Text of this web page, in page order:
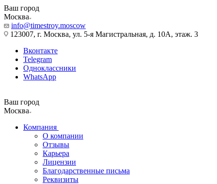
Ваш город
Москва
info@timestroy.moscow
123007, г. Москва, ул. 5-я Магистральная, д. 10А, этаж. 3
Вконтакте
Telegram
Одноклассники
WhatsApp
Ваш город
Москва
Компания
О компании
Отзывы
Карьера
Лицензии
Благодарственные письма
Реквизиты